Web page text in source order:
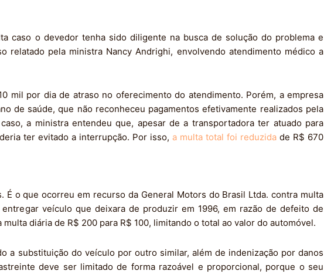
caso o devedor tenha sido diligente na busca de solução do problema e
relatado pela ministra Nancy Andrighi, envolvendo atendimento médico a
mil por dia de atraso no oferecimento do atendimento. Porém, a empresa
de saúde, que não reconheceu pagamentos efetivamente realizados pela
a ministra entendeu que, apesar de a transportadora ter atuado para
ter evitado a interrupção. Por isso, a multa total foi reduzida de R$ 670
o que ocorreu em recurso da General Motors do Brasil Ltda. contra multa
veículo que deixara de produzir em 1996, em razão de defeito de
diária de R$ 200 para R$ 100, limitando o total ao valor do automóvel.
a substituição do veículo por outro similar, além de indenização por danos
deve ser limitado de forma razoável e proporcional, porque o seu